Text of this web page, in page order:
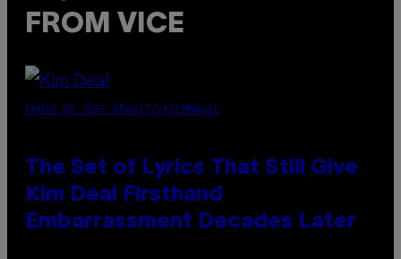
FROM VICE
PHOTO BY JEFF KRAVITZ/FILMMAGIC
The Set of Lyrics That Still Give
Kim Deal Firsthand
Embarrassment Decades Later